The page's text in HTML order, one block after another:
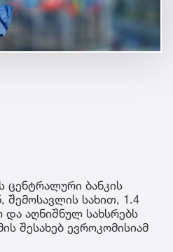
ცენტრალური ბანკის
შემოსავლის სახით, 1.4
აღნიშნულ სახსრებს
შესახებ ევროკომისიამ